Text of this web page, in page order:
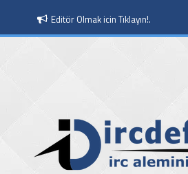
Editör Olmak icin Tıklayın!.